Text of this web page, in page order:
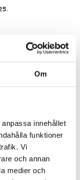
Om
innehållet
funktioner
Vi
och annan
medier och